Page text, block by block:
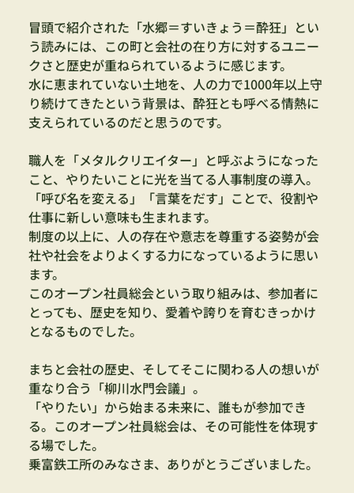
冒頭で紹介された「水郷＝すいきょう＝酔狂」とい
う読みには、この町と会社の在り方に対するユニー
クさと歴史が重ねられているように感じます。
水に恵まれていない土地を、人の力で1000年以上守
り続けてきたという背景は、酔狂とも呼べる情熱に
支えられているのだと思うのです。
職人を「メタルクリエイター」と呼ぶようになった
こと、やりたいことに光を当てる人事制度の導入。
「呼び名を変える」「言葉をだす」ことで、役割や
仕事に新しい意味も生まれます。
制度の以上に、人の存在や意志を尊重する姿勢が会
社や社会をよりよくする力になっているように思い
ます。
このオープン社員総会という取り組みは、参加者に
とっても、歴史を知り、愛着や誇りを育むきっかけ
となるものでした。
まちと会社の歴史、そしてそこに関わる人の想いが
重なり合う「柳川水門会議」。
「やりたい」から始まる未来に、誰もが参加でき
る。このオープン社員総会は、その可能性を体現す
る場でした。
乗富鉄工所のみなさま、ありがとうございました。